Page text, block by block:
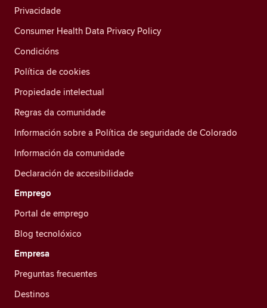
Privacidade
Consumer Health Data Privacy Policy
Condicións
Política de cookies
Propiedade intelectual
Regras da comunidade
Información sobre a Política de seguridade de Colorado
Información da comunidade
Declaración de accesibilidade
Emprego
Portal de emprego
Blog tecnolóxico
Empresa
Preguntas frecuentes
Destinos